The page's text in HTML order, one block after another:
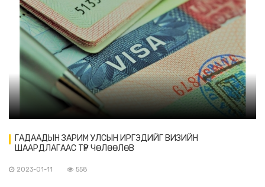
ГАДААДЫН ЗАРИМ УЛСЫН ИРГЭДИЙГ ВИЗИЙН
ШААРДЛАГААС ТҮР ЧӨЛӨӨЛӨВ
2023-01-11 558